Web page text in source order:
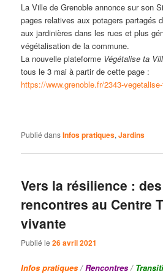
La Ville de Grenoble annonce sur son
pages relatives aux potagers partagés
aux jardinières dans les rues et plus
végétalisation de la commune.
La nouvelle plateforme Végétalise ta
tous le 3 mai à partir de cette page :
https://www.grenoble.fr/2343-
Publié dansInfos pratiques,Jardins
Vers la résilience : des
rencontres au Centre
vivante
Publié le26 avril 2021
Infos pratiques / Rencontres /